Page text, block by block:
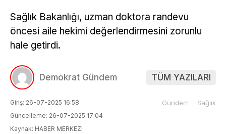
Sağlık Bakanlığı, uzman doktora randevu
öncesi aile hekimi değerlendirmesini zorunlu
hale getirdi.
Demokrat Gündem TÜM YAZILARI
Giriş: 26-07-2025 16:58
Güncelleme: 26-07-2025 17:04
Kaynak: HABER MERKEZI
Gündem Sağlık